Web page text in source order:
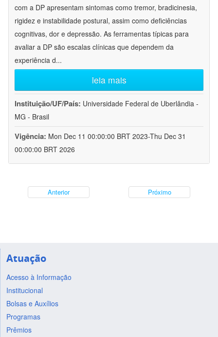
com a DP apresentam sintomas como tremor, bradicinesia,
rigidez e instabilidade postural, assim como deficiências
cognitivas, dor e depressão. As ferramentas típicas para
avaliar a DP são escalas clínicas que dependem da
experiência d...
leia mais
Instituição/UF/País: Universidade Federal de Uberlândia -
MG - Brasil
Vigência: Mon Dec 11 00:00:00 BRT 2023-Thu Dec 31
00:00:00 BRT 2026
Anterior Próximo
Atuação
Acesso à Informação
Institucional
Bolsas e Auxílios
Programas
Prêmios